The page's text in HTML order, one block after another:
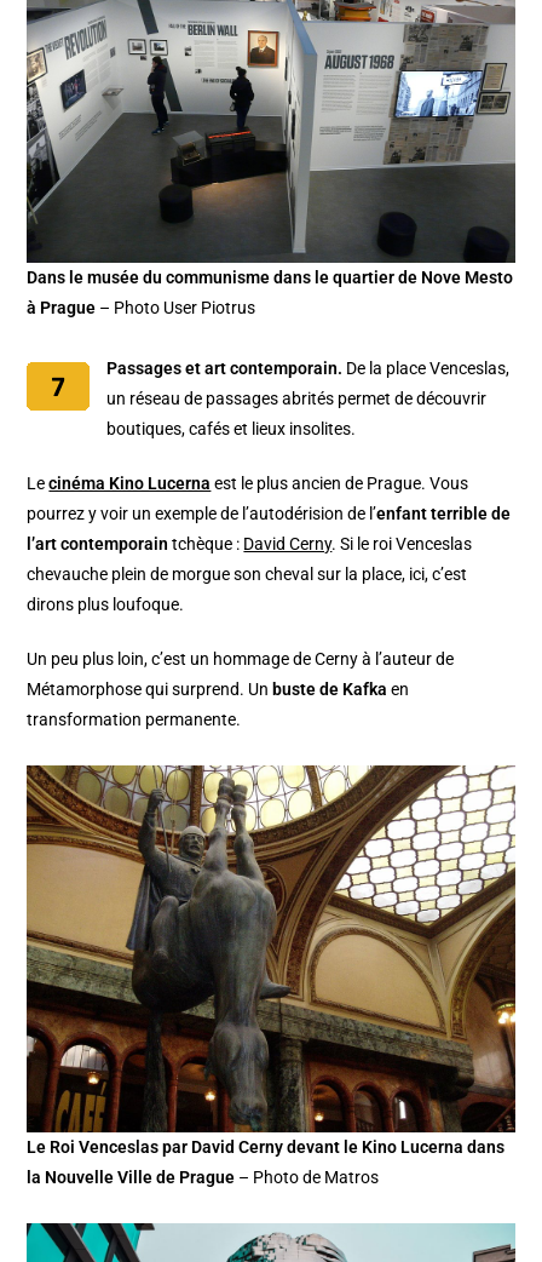
Dans le musée du communisme dans le quartier de Nove Mesto
à Prague – Photo User Piotrus
Passages et art contemporain. De la place Venceslas,
un réseau de passages abrités permet de découvrir
boutiques, cafés et lieux insolites.
Lecinéma Kino Lucerna est le plus ancien de Prague. Vous
pourrez y voir un exemple de l’autodérision de l’enfant terrible de
l’art contemporain tchèque : David Cerny. Si le roi Venceslas
chevauche plein de morgue son cheval sur la place, ici, c’est
dirons plus loufoque.
Un peu plus loin, c’est un hommage de Cerny à l’auteur de
Métamorphose qui surprend. Un buste de Kafka en
transformation permanente.
Le Roi Venceslas par David Cerny devant le Kino Lucerna dans
la Nouvelle Ville de Prague – Photo de Matros